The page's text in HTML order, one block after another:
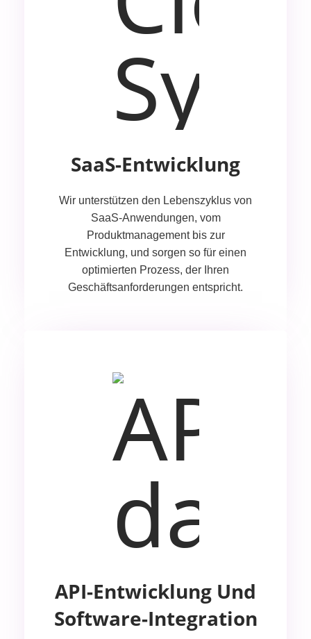
SaaS-Entwicklung
Wir unterstützen den Lebenszyklus von
SaaS-Anwendungen, vom
Produktmanagement bis zur
Entwicklung, und sorgen so für einen
optimierten Prozess, der Ihren
Geschäftsanforderungen entspricht.
API-Entwicklung Und
Software-Integration